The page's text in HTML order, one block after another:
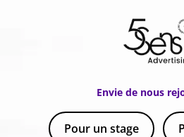
Envie de nous
Pour un stage